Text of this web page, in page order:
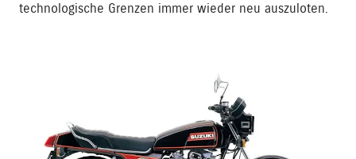
technologische Grenzen immer wieder neu auszuloten.